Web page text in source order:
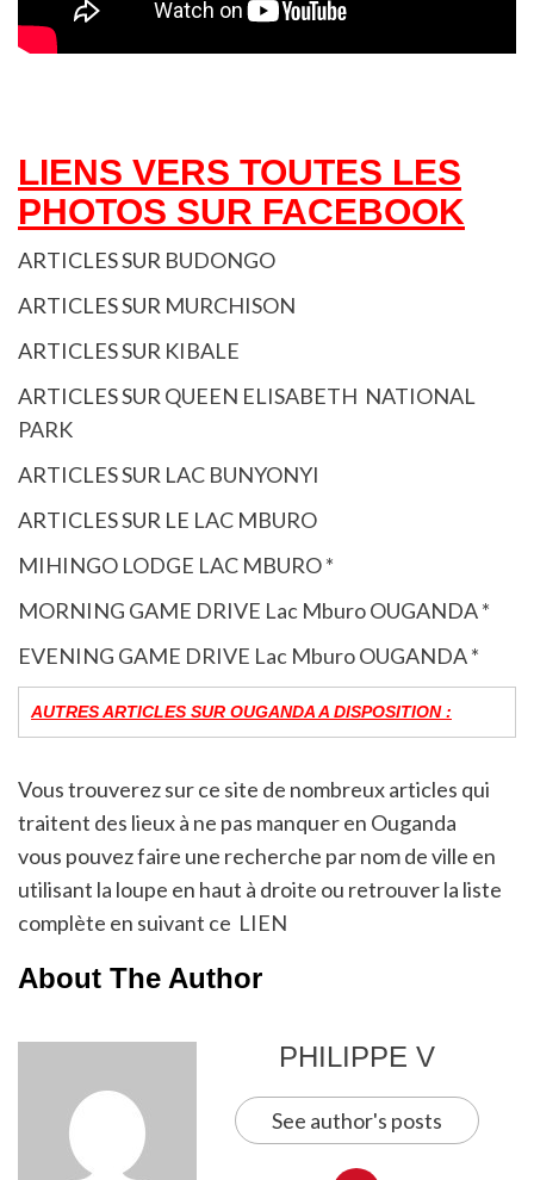
LIENS VERS TOUTES LES
PHOTOS SUR FACEBOOK
ARTICLES SUR BUDONGO
ARTICLES SUR MURCHISON
ARTICLES SUR KIBALE
ARTICLES SUR QUEEN ELISABETH NATIONAL
PARK
ARTICLES SUR LAC BUNYONYI
ARTICLES SUR LE LAC MBURO
MIHINGO LODGE LAC MBURO *
MORNING GAME DRIVE Lac Mburo OUGANDA *
EVENING GAME DRIVE Lac Mburo OUGANDA *
AUTRES ARTICLES SUR OUGANDA A DISPOSITION :
Vous trouverez sur ce site de nombreux articles qui
traitent des lieux à ne pas manquer en Ouganda
vous pouvez faire une recherche par nom de ville en
utilisant la loupe en haut à droite ou retrouver la liste
complète en suivant ce LIEN
About The Author
PHILIPPE V
See author's posts